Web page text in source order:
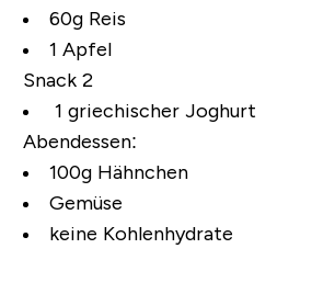
60g Reis
1 Apfel
Snack 2
1 griechischer Joghurt
Abendessen:
100g Hähnchen
Gemüse
keine Kohlenhydrate